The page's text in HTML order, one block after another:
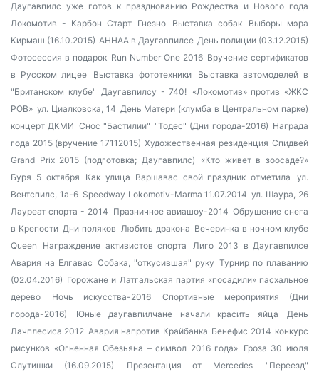
Даугавпилс уже готов к празднованию Рождества и Нового года
Локомотив - Карбон Старт Гнезно
Выставка собак
Выборы мэра
Кирмаш (16.10.2015) AHHAA в Даугавпилсе День полиции (03.12.2015)
Фотосессия в подарок Run Number One 2016 Вручение сертификатов
в Русском лицее
Выставка фототехники
Выставка автомоделей в
"Британском клубе" Даугавпилсу - 740! «Локомотив» против «ЖКС
РОВ» ул. Циалковска, 14 День Матери (клумба в Центральном парке)
концерт ДКМИ Снос "Бастилии" "Тодес" (Дни города-2016) Награда
года 2015 (вручение 17112015) Художественная резиденция Спидвей
Grand Prix 2015 (подготовка; Даугавпилс)
«Кто живет в зоосаде?»
Буря 5 октября
Как улица Варшавас свой праздник отметила
ул.
Вентспилс, 1а-6 Speedway Lokomotiv-Marma 11.07.2014 ул. Шаура, 26
Лауреат спорта - 2014 Празничное авиашоу-2014 Обрушение снега
в Крепости Дни поляков Любить дракона Вечеринка в ночном клубе
Queen
Награждение активистов спорта
Лиго 2013 в Даугавпилсе
Авария на Елгавас Собака, "откусившая" руку Турнир по плаванию
(02.04.2016) Горожане и Латгальская партия «посадили» пасхальное
дерево
Ночь искусства-2016
Спортивные мероприятия (Дни
города-2016)
Юные даугавпилчане начали красить яйца
День
Лачплесиса 2012 Авария напротив Крайбанка Бенефис 2014 конкурс
рисунков «Огненная Обезьяна – символ 2016 года» Гроза 30 июля
Слутишки (16.09.2015)
Презентация от Mercedes
"Переезд"